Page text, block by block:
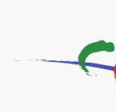
2026-07-23